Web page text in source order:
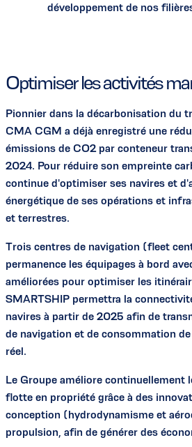
développement de nos
Optimiser les activités
Pionnier dans la décarbonisation du
CMA CGM a déjà enregistré une
émissions de CO2 par conteneur
2024. Pour réduire son empreinte
continue d'optimiser ses navires et
énergétique de ses opérations et
et terrestres.
Trois centres de navigation (fleet
permanence les équipages à bord
améliorées pour optimiser les
SMARTSHIP permettra la
navires à partir de 2025 afin de
de navigation et de consommation
réel.
Le Groupe améliore continuellement
flotte en propriété grâce à des
conception (hydrodynamisme et
propulsion, afin de générer des